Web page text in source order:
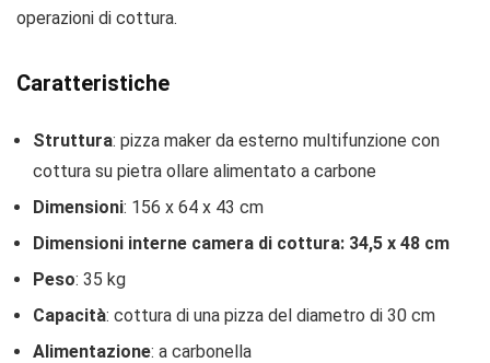
operazioni di cottura.
Caratteristiche
Struttura: pizza maker da esterno multifunzione con
cottura su pietra ollare alimentato a carbone
Dimensioni: 156 x 64 x 43 cm
Dimensioni interne camera di cottura: 34,5 x 48 cm
Peso: 35 kg
Capacità: cottura di una pizza del diametro di 30 cm
Alimentazione: a carbonella